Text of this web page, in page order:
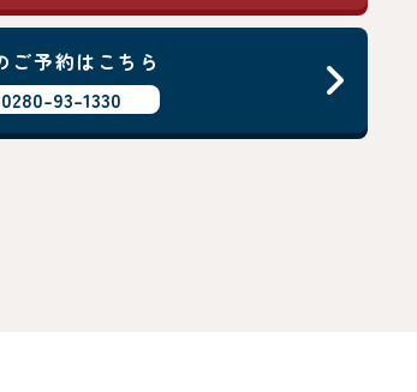
ご予約はこちら
93-1330